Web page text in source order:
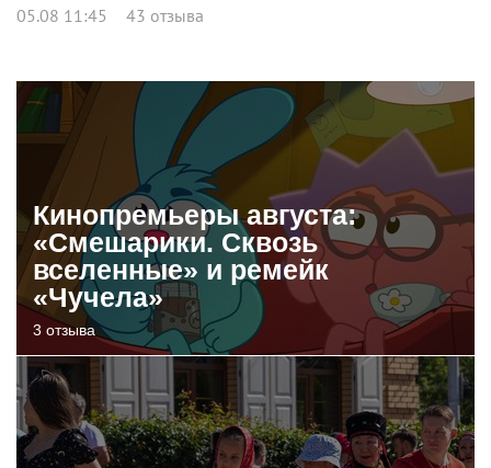
05.08 11:45 43 отзыва
Кинопремьеры августа:
«Смешарики. Сквозь
вселенные» и ремейк
«Чучела»
3 отзыва